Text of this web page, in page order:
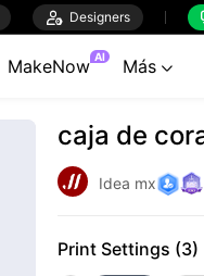
 Designers
MakeNow AI Más 
caja de
Idea mx
Print Settings (3)